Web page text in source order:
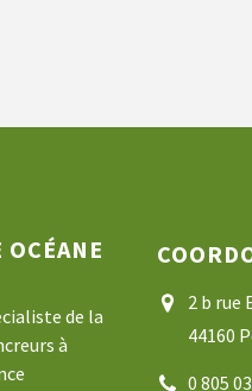
de la
à
2 b rue
44160
0 805